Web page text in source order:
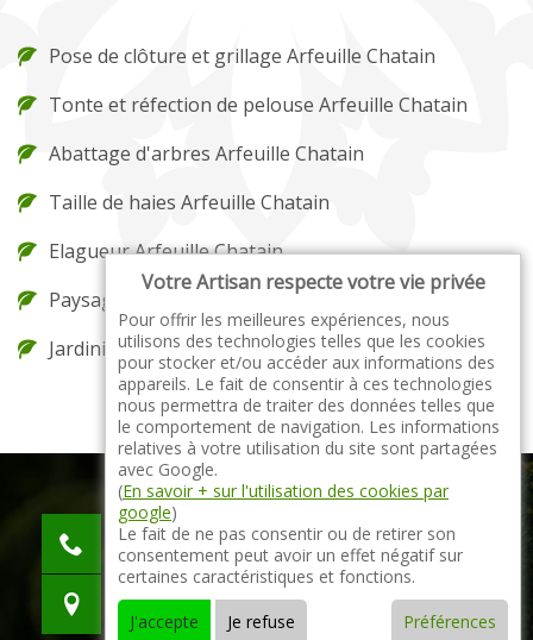
Pose de clôture et grillage Arfeuille Chatain
Tonte et réfection de pelouse Arfeuille Chatain
Abattage d'arbres Arfeuille Chatain
Taille de haies Arfeuille Chatain
Elagueur Arfeuille Chatain
Paysagiste Arfeuille Chatain
Jardinier Arfeuille Chatain
indisponible
indisponible
indisponible
Votre Artisan respecte votre vie privée
Pour offrir les meilleures expériences, nous
utilisons des technologies telles que les cookies
pour stocker et/ou accéder aux informations des
appareils. Le fait de consentir à ces technologies
nous permettra de traiter des données telles que
le comportement de navigation. Les informations
relatives à votre utilisation du site sont partagées
avec Google.
(En savoir + sur l'utilisation des cookies par
google)
Le fait de ne pas consentir ou de retirer son
consentement peut avoir un effet négatif sur
certaines caractéristiques et fonctions.
J'accepte
Je refuse Préférences